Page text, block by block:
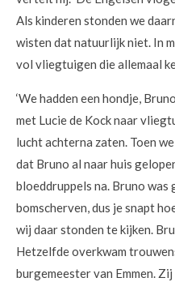
Als kinderen stonden we
wisten dat natuurlijk niet. In
vol vliegtuigen die allemaal
‘We hadden een hondje,
met Lucie de Kock naar
lucht achterna zaten. Toen
dat Bruno al naar huis
bloeddruppels na. Bruno
bomscherven, dus je snapt
wij daar stonden te kijken.
Hetzelfde overkwam
burgemeester van Emmen.